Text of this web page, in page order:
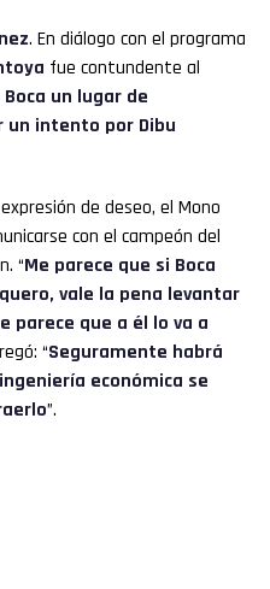
. En diálogo con el programa
fue contundente al
un lugar de
un intento por Dibu
de deseo, el Mono
con el campeón del
“Me parece que si Boca
vale la pena levantar
parece que a él lo va a
“Seguramente habrá
económica se
”.